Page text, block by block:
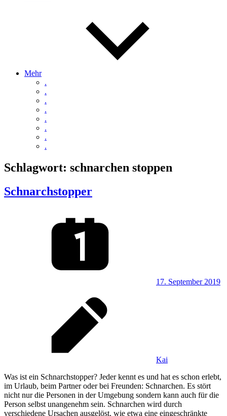
Mehr
.
.
.
.
.
.
.
.
Schlagwort: schnarchen stoppen
Schnarchstopper
17. September 2019
Kai
Was ist ein Schnarchstopper? Jeder kennt es und hat es schon erlebt,
im Urlaub, beim Partner oder bei Freunden: Schnarchen. Es stört
nicht nur die Personen in der Umgebung sondern kann auch für die
Person selbst unangenehm sein. Schnarchen wird durch
verschiedene Ursachen ausgelöst, wie etwa eine eingeschränkte